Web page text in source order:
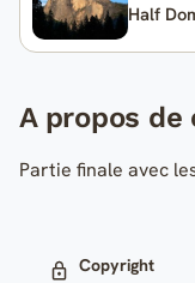
Half
A propos
Partie finale avec
Copyright